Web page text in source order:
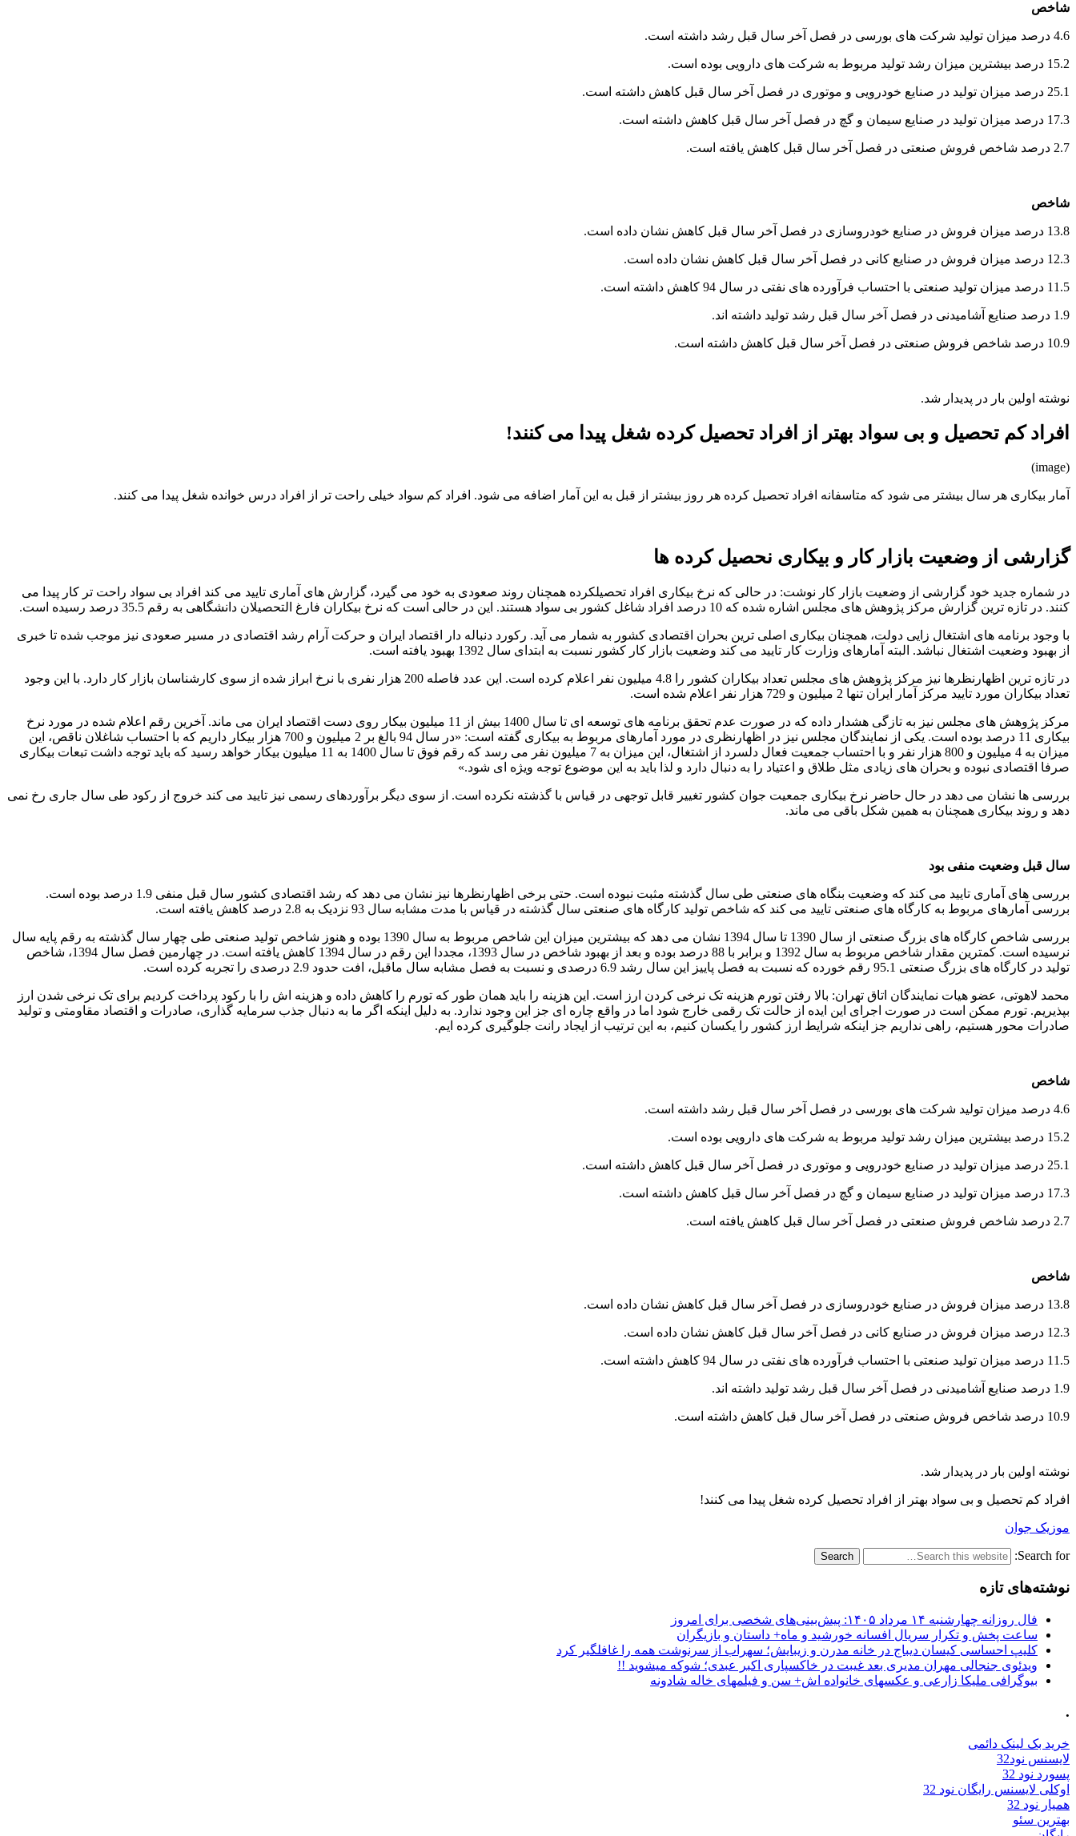
شاخص
4.6 درصد میزان تولید شرکت های بورسی در فصل آخر سال قبل رشد داشته است.
15.2 درصد بیشترین میزان رشد تولید مربوط به شرکت های دارویی بوده است.
25.1 درصد میزان تولید در صنایع خودرویی و موتوری در فصل آخر سال قبل کاهش داشته است.
17.3 درصد میزان تولید در صنایع سیمان و گچ در فصل آخر سال قبل کاهش داشته است.
2.7 درصد شاخص فروش صنعتی در فصل آخر سال قبل کاهش یافته است.
شاخص
13.8 درصد میزان فروش در صنایع خودروسازی در فصل آخر سال قبل کاهش نشان داده است.
12.3 درصد میزان فروش در صنایع کانی در فصل آخر سال قبل کاهش نشان داده است.
11.5 درصد میزان تولید صنعتی با احتساب فرآورده های نفتی در سال 94 کاهش داشته است.
1.9 درصد صنایع آشامیدنی در فصل آخر سال قبل رشد تولید داشته اند.
10.9 درصد شاخص فروش صنعتی در فصل آخر سال قبل کاهش داشته است.
نوشته اولین بار در پدیدار شد.
افراد کم تحصیل و بی سواد بهتر از افراد تحصیل کرده شغل پیدا می کنند!
(image)
آمار بیکاری هر سال بیشتر می شود که متاسفانه افراد تحصیل کرده هر روز بیشتر از قبل به این آمار اضافه می شود. افراد کم سواد خیلی راحت تر از افراد درس خوانده شغل پیدا می کنند.
گزارشی از وضعیت بازار کار و بیکاری نحصیل کرده ها
در شماره جدید خود گزارشی از وضعیت بازار کار نوشت: در حالی که نرخ بیکاری افراد تحصیلکرده همچنان روند صعودی به خود می گیرد، گزارش های آماری تایید می کند افراد بی سواد راحت تر کار پیدا می
کنند. در تازه ترین گزارش مرکز پژوهش های مجلس اشاره شده که 10 درصد افراد شاغل کشور بی سواد هستند. این در حالی است که نرخ بیکاران فارغ التحصیلان دانشگاهی به رقم 35.5 درصد رسیده است.
با وجود برنامه های اشتغال زایی دولت، همچنان بیکاری اصلی ترین بحران اقتصادی کشور به شمار می آید. رکورد دنباله دار اقتصاد ایران و حرکت آرام رشد اقتصادی در مسیر صعودی نیز موجب شده تا خبری
از بهبود وضعیت اشتغال نباشد. البته آمارهای وزارت کار تایید می کند وضعیت بازار کار کشور نسبت به ابتدای سال 1392 بهبود یافته است.
در تازه ترین اظهارنظرها نیز مرکز پژوهش های مجلس تعداد بیکاران کشور را 4.8 میلیون نفر اعلام کرده است. این عدد فاصله 200 هزار نفری با نرخ ابراز شده از سوی کارشناسان بازار کار دارد. با این وجود
تعداد بیکاران مورد تایید مرکز آمار ایران تنها 2 میلیون و 729 هزار نفر اعلام شده است.
مرکز پژوهش های مجلس نیز به تازگی هشدار داده که در صورت عدم تحقق برنامه های توسعه ای تا سال 1400 بیش از 11 میلیون بیکار روی دست اقتصاد ایران می ماند. آخرین رقم اعلام شده در مورد نرخ
بیکاری 11 درصد بوده است. یکی از نمایندگان مجلس نیز در اظهارنظری در مورد آمارهای مربوط به بیکاری گفته است: «در سال 94 بالغ بر 2 میلیون و 700 هزار بیکار داریم که با احتساب شاغلان ناقص، این
میزان به 4 میلیون و 800 هزار نفر و با احتساب جمعیت فعال دلسرد از اشتغال، این میزان به 7 میلیون نفر می رسد که رقم فوق تا سال 1400 به 11 میلیون بیکار خواهد رسید که باید توجه داشت تبعات بیکاری
صرفا اقتصادی نبوده و بحران های زیادی مثل طلاق و اعتیاد را به دنبال دارد و لذا باید به این موضوع توجه ویژه ای شود.»
بررسی ها نشان می دهد در حال حاضر نرخ بیکاری جمعیت جوان کشور تغییر قابل توجهی در قیاس با گذشته نکرده است. از سوی دیگر برآوردهای رسمی نیز تایید می کند خروج از رکود طی سال جاری رخ نمی
دهد و روند بیکاری همچنان به همین شکل باقی می ماند.
سال قبل وضعیت منفی بود
بررسی های آماری تایید می کند که وضعیت بنگاه های صنعتی طی سال گذشته مثبت نبوده است. حتی برخی اظهارنظرها نیز نشان می دهد که رشد اقتصادی کشور سال قبل منفی 1.9 درصد بوده است.
بررسی آمارهای مربوط به کارگاه های صنعتی تایید می کند که شاخص تولید کارگاه های صنعتی سال گذشته در قیاس با مدت مشابه سال 93 نزدیک به 2.8 درصد کاهش یافته است.
بررسی شاخص کارگاه های بزرگ صنعتی از سال 1390 تا سال 1394 نشان می دهد که بیشترین میزان این شاخص مربوط به سال 1390 بوده و هنوز شاخص تولید صنعتی طی چهار سال گذشته به رقم پایه سال
نرسیده است. کمترین مقدار شاخص مربوط به سال 1392 و برابر با 88 درصد بوده و بعد از بهبود شاخص در سال 1393، مجددا این رقم در سال 1394 کاهش یافته است. در چهارمین فصل سال 1394، شاخص
تولید در کارگاه های بزرگ صنعتی 95.1 رقم خورده که نسبت به فصل پاییز این سال رشد 6.9 درصدی و نسبت به فصل مشابه سال ماقبل، افت حدود 2.9 درصدی را تجربه کرده است.
محمد لاهوتی، عضو هیات نمایندگان اتاق تهران: بالا رفتن تورم هزینه تک نرخی کردن ارز است. این هزینه را باید همان طور که تورم را کاهش داده و هزینه اش را با رکود پرداخت کردیم برای تک نرخی شدن ارز
بپذیریم. تورم ممکن است در صورت اجرای این ایده از حالت تک رقمی خارج شود اما در واقع چاره ای جز این وجود ندارد. به دلیل اینکه اگر ما به دنبال جذب سرمایه گذاری، صادرات و اقتصاد مقاومتی و تولید
صادرات محور هستیم، راهی نداریم جز اینکه شرایط ارز کشور را یکسان کنیم، به این ترتیب از ایجاد رانت جلوگیری کرده ایم.
شاخص
4.6 درصد میزان تولید شرکت های بورسی در فصل آخر سال قبل رشد داشته است.
15.2 درصد بیشترین میزان رشد تولید مربوط به شرکت های دارویی بوده است.
25.1 درصد میزان تولید در صنایع خودرویی و موتوری در فصل آخر سال قبل کاهش داشته است.
17.3 درصد میزان تولید در صنایع سیمان و گچ در فصل آخر سال قبل کاهش داشته است.
2.7 درصد شاخص فروش صنعتی در فصل آخر سال قبل کاهش یافته است.
شاخص
13.8 درصد میزان فروش در صنایع خودروسازی در فصل آخر سال قبل کاهش نشان داده است.
12.3 درصد میزان فروش در صنایع کانی در فصل آخر سال قبل کاهش نشان داده است.
11.5 درصد میزان تولید صنعتی با احتساب فرآورده های نفتی در سال 94 کاهش داشته است.
1.9 درصد صنایع آشامیدنی در فصل آخر سال قبل رشد تولید داشته اند.
10.9 درصد شاخص فروش صنعتی در فصل آخر سال قبل کاهش داشته است.
نوشته اولین بار در پدیدار شد.
افراد کم تحصیل و بی سواد بهتر از افراد تحصیل کرده شغل پیدا می کنند!
موزیک جوان
Search for:
نوشته‌های تازه
فال روزانه چهارشنبه ۱۴ مرداد ۱۴۰۵: پیش‌بینی‌های شخصی برای امروز
ساعت پخش و تکرار سریال افسانه خورشید و ماه+ داستان و بازیگران
کلیپ احساسی کیسان دیباج در خانه مدرن و زیبایش؛ سهراب از سرنوشت همه را غافلگیر کرد
ویدئوی جنجالی مهران مدیری بعد غیبت در خاکسپاری اکبر عبدی؛ شوکه میشوید !!
بیوگرافی ملیکا زارعی و عکسهای خانواده اش+ سن و فیلمهای خاله شادونه
.
خرید بک لینک دائمی
لایسنس نود32
پسورد نود 32
اوکلی لایسنس رایگان نود 32
همیار نود 32
بهترین سئو